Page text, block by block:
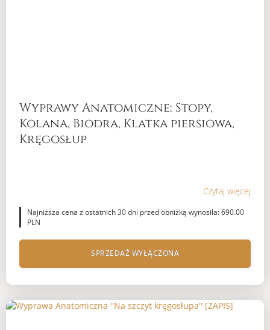
Wyprawy Anatomiczne: Stopy,
Kolana, Biodra, Klatka piersiowa,
Kręgosłup
Czytaj więcej
Najniższa cena z ostatnich 30 dni przed obniżką wynosiła: 690.00
PLN
SPRZEDAŻ WYŁĄCZONA